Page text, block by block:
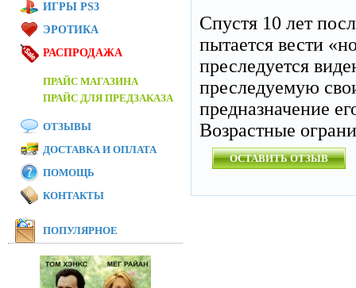
Спустя 10 лет
пытается вести
преследуется
преследуемую
предназначение
Возрастные
ОСТАВИТЬ ОТЗЫВ
ИГРЫ PS3
ЭРОТИКА
РАСПРОДАЖА
ПРАЙС МАГАЗИНА
ПРАЙС ДЛЯ ПРЕДЗАКАЗА
ОТЗЫВЫ
ДОСТАВКА И ОПЛАТА
ПОМОЩЬ
КОНТАКТЫ
ПОПУЛЯРНОЕ